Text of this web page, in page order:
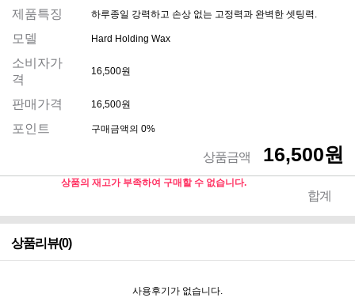
제품특징 하루종일 강력하고 손상 없는 고정력과 완벽한 셋팅력.
모델 Hard Holding Wax
소비자가
격
16,500원
판매가격 16,500원
포인트 구매금액의 0%
상품금액 16,500원
합계
상품의 재고가 부족하여 구매할 수 없습니다.
상품리뷰(0)
사용후기가 없습니다.